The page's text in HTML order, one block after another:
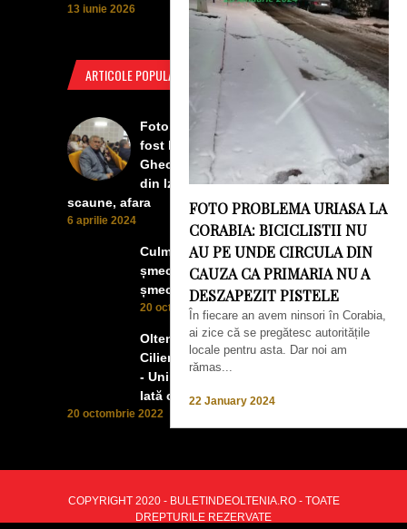
FOTO PROBLEMA URIASA LA
CORABIA: BICICLISTII NU
AU PE UNDE CIRCULA DIN
CAUZA CA PRIMARIA NU A
DESZAPEZIT PISTELE
În fiecare an avem ninsori în Corabia,
ai zice că se pregătesc autoritățile
locale pentru asta. Dar noi am
rămas...
22 January 2024
13 iunie 2026
ARTICOLE POPULARE
Foto Izbiceni - Lumea buna a
fost la concertul lui Tudor
Gheorghe. Lumea prea buna
din Izbiceni a avut un ecran si
scaune, afara
6 aprilie 2024
Culmea smecheriei! O mașină
șmecheră l-a trădat pe cel mai
șmecher oltean
20 octombrie 2022
Oltenii, Dăbulenii, Izbicenii,
Cilienii s-au înfrățit cu Puchenii
- Unii cu munca, alții cu profitul.
Iată ce a ieșit!
20 octombrie 2022
COPYRIGHT 2020 - BULETINDEOLTENIA.RO - TOATE
DREPTURILE REZERVATE